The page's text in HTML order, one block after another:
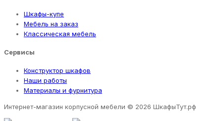
Шкафы-купе
Мебель на заказ
Классическая мебель
Сервисы
Конструктор шкафов
Наши работы
Материалы и фурнитура
Интернет-магазин корпусной мебели © 2026 ШкафыТут.рф